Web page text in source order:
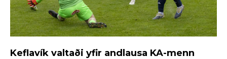
Keflavík valtaði yfir andlausa KA-menn